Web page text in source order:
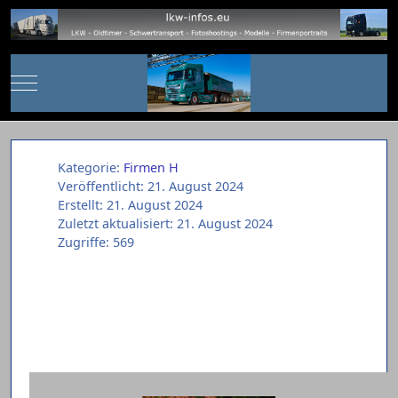
Mobile Menu Toggle
Kategorie: Firmen H
Veröffentlicht: 21. August 2024
Erstellt: 21. August 2024
Zuletzt aktualisiert: 21. August 2024
Zugriffe: 569